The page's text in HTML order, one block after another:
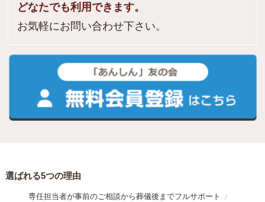
どなたでも利用できます。
お気軽にお問い合わせ下さい。
選ばれる5つの理由
専任担当者が事前のご相談から葬儀後までフルサポート